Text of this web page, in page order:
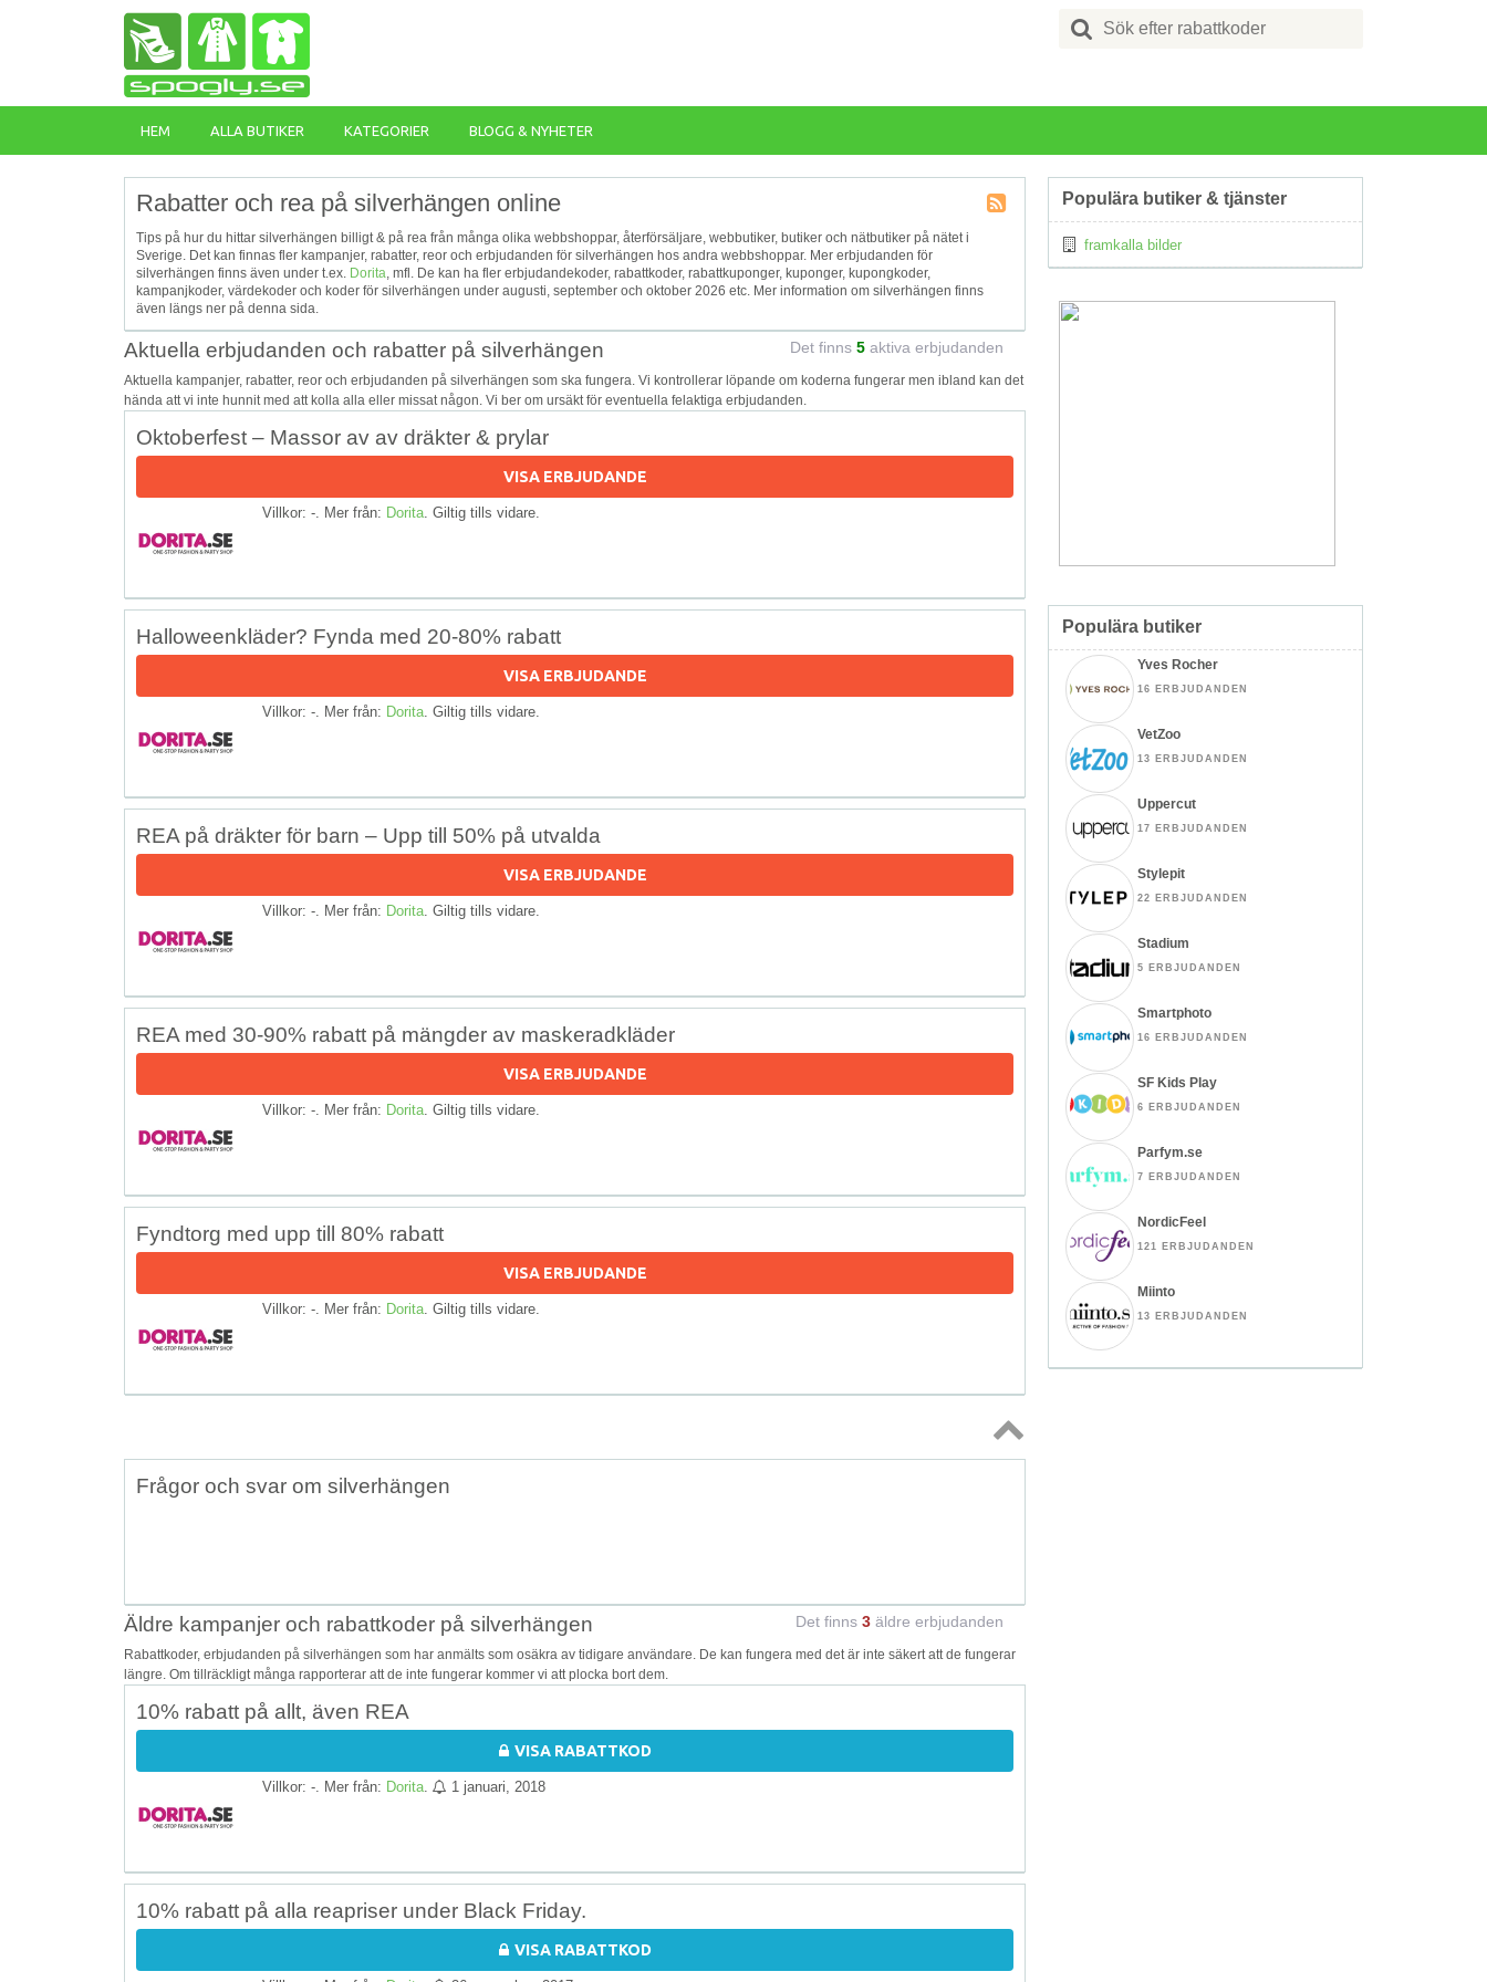
Search
for:
HEM ALLA BUTIKER KATEGORIER BLOGG & NYHETER
Rabatter och rea på silverhängen online
Tips på hur du hittar silverhängen billigt & på rea från många olika webbshoppar, återförsäljare, webbutiker, butiker och nätbutiker på nätet i
Sverige. Det kan finnas fler kampanjer, rabatter, reor och erbjudanden för silverhängen hos andra webbshoppar. Mer erbjudanden för
silverhängen finns även under t.ex. Dorita, mfl. De kan ha fler erbjudandekoder, rabattkoder, rabattkuponger, kuponger, kupongkoder,
kampanjkoder, värdekoder och koder för silverhängen under augusti, september och oktober 2026 etc. Mer information om silverhängen finns
även längs ner på denna sida.
Aktuella erbjudanden och rabatter på silverhängen Det finns 5 aktiva erbjudanden
Aktuella kampanjer, rabatter, reor och erbjudanden på silverhängen som ska fungera. Vi kontrollerar löpande om koderna fungerar men ibland kan det
hända att vi inte hunnit med att kolla alla eller missat någon. Vi ber om ursäkt för eventuella felaktiga erbjudanden.
Oktoberfest – Massor av av dräkter & prylar
VISA ERBJUDANDE
Villkor: -. Mer från: Dorita . Giltig tills vidare.
Halloweenkläder? Fynda med 20-80% rabatt
VISA ERBJUDANDE
Villkor: -. Mer från: Dorita . Giltig tills vidare.
REA på dräkter för barn – Upp till 50% på utvalda
VISA ERBJUDANDE
Villkor: -. Mer från: Dorita . Giltig tills vidare.
REA med 30-90% rabatt på mängder av maskeradkläder
VISA ERBJUDANDE
Villkor: -. Mer från: Dorita . Giltig tills vidare.
Fyndtorg med upp till 80% rabatt
VISA ERBJUDANDE
Villkor: -. Mer från: Dorita . Giltig tills vidare.
Topp
Frågor och svar om silverhängen
Äldre kampanjer och rabattkoder på silverhängen Det finns 3 äldre erbjudanden
Rabattkoder, erbjudanden på silverhängen som har anmälts som osäkra av tidigare användare. De kan fungera med det är inte säkert att de fungerar
längre. Om tillräckligt många rapporterar att de inte fungerar kommer vi att plocka bort dem.
10% rabatt på allt, även REA
VISA RABATTKOD
Villkor: -. Mer från: Dorita 1 januari, 2018
10% rabatt på alla reapriser under Black Friday.
VISA RABATTKOD
Populära butiker & tjänster
framkalla bilder
Populära butiker
Yves Rocher
16 ERBJUDANDEN
VetZoo
13 ERBJUDANDEN
Uppercut
17 ERBJUDANDEN
Stylepit
22 ERBJUDANDEN
Stadium
5 ERBJUDANDEN
Smartphoto
16 ERBJUDANDEN
SF Kids Play
6 ERBJUDANDEN
Parfym.se
7 ERBJUDANDEN
NordicFeel
121 ERBJUDANDEN
Miinto
13 ERBJUDANDEN